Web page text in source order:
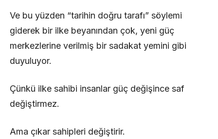
Ve bu yüzden “tarihin doğru tarafı” söylemi
giderek bir ilke beyanından çok, yeni güç
merkezlerine verilmiş bir sadakat yemini gibi
duyuluyor.
Çünkü ilke sahibi insanlar güç değişince saf
değiştirmez.
Ama çıkar sahipleri değiştirir.